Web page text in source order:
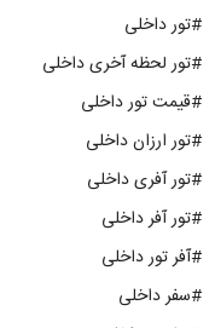
#تور داخلی
#تور لحظه آخری داخلی
#قیمت تور داخلی
#تور ارزان داخلی
#تور آفری داخلی
#تور آفر داخلی
#آفر تور داخلی
#سفر داخلی